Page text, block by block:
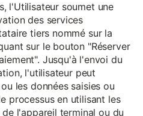
l'Utilisateur soumet une
des services
tiers nommé sur la
sur le bouton "Réserver
Jusqu'à l'envoi du
l'utilisateur peut
les données saisies ou
processus en utilisant les
l'appareil terminal ou du